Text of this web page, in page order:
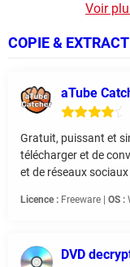
Voir
COPIE &
aTube
Gratuit, puissant et
télécharger et de
et de réseaux
Licence : Freeware | OS :
DVD